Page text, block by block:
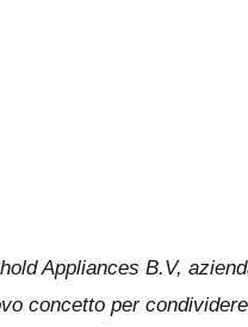
Appliances B.V,
concetto per